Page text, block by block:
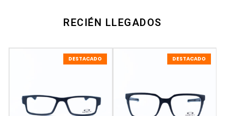
RECIÉN LLEGADOS
DESTACADO DESTACADO